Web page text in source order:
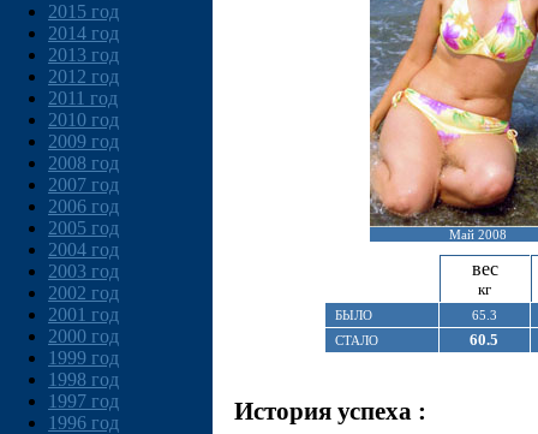
2015 год
2014 год
2013 год
2012 год
2011 год
2010 год
2009 год
2008 год
2007 год
2006 год
2005 год
2004 год
2003 год
2002 год
2001 год
2000 год
1999 год
1998 год
1997 год
1996 год
Май 2008
вес
кг
БЫЛО
65.3
СТАЛО
60.5
История успеха :